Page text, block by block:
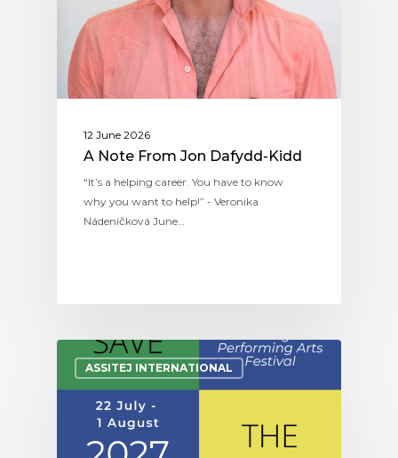
12 June 2026
A Note From Jon Dafydd-Kidd
“It’s a helping career. You have to know
why you want to help!” - Veronika
Nádeníčková June…
ASSITEJ INTERNATIONAL